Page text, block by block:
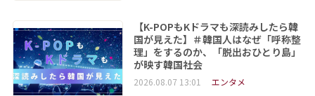
【K-POPもKドラマも深読みしたら韓
国が見えた】＃韓国人はなぜ「呼称整
理」をするのか、「脱出おひとり島」
が映す韓国社会
2026.08.07 13:01 エンタメ